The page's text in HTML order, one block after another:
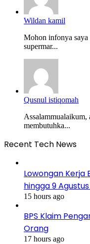
Wildan kamil
Mohon infonya
supermar...
Qusnul istiqomah
Assalammualaikum,
membutuhka...
Recent Tech News
Lowongan Kerja
hingga 9
15 hours ago
BPS Klaim
Orang
17 hours ago